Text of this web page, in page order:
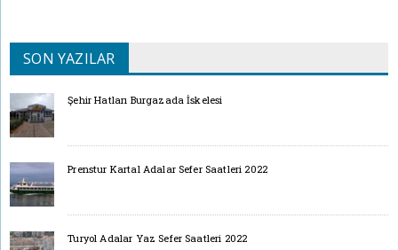
SON YAZILAR
Şehir Hatları Burgazada İskelesi
Prenstur Kartal Adalar Sefer Saatleri 2022
Turyol Adalar Yaz Sefer Saatleri 2022